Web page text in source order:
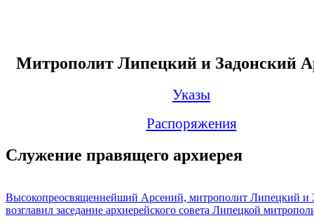
Митрополит Липецкий и Задонский
Указы
Распоряжения
Служение правящего архиерея
Высокопреосвященнейший Арсений, митрополит Липецкий и
возглавил заседание архиерейского совета Липецкой